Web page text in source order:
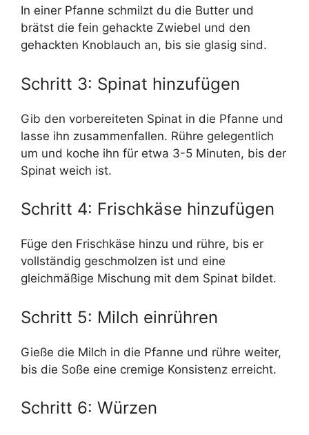
In einer Pfanne schmilzt du die Butter und
brätst die fein gehackte Zwiebel und den
gehackten Knoblauch an, bis sie glasig sind.
Schritt 3: Spinat hinzufügen
Gib den vorbereiteten Spinat in die Pfanne und
lasse ihn zusammenfallen. Rühre gelegentlich
um und koche ihn für etwa 3-5 Minuten, bis der
Spinat weich ist.
Schritt 4: Frischkäse hinzufügen
Füge den Frischkäse hinzu und rühre, bis er
vollständig geschmolzen ist und eine
gleichmäßige Mischung mit dem Spinat bildet.
Schritt 5: Milch einrühren
Gieße die Milch in die Pfanne und rühre weiter,
bis die Soße eine cremige Konsistenz erreicht.
Schritt 6: Würzen